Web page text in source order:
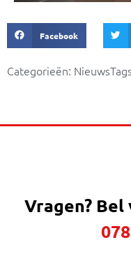
Facebook
Categorieën: Nieuws
Vragen? Bel